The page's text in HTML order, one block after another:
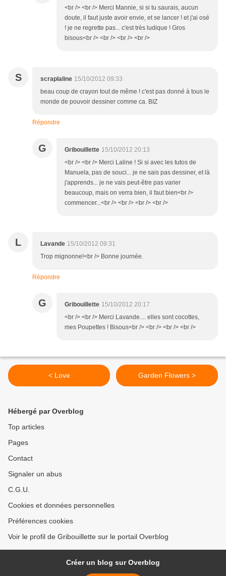
<br /> <br /> Merci Mannie, si si tu saurais, aucun
doute, il faut juste avoir envie, et se lancer ! et j'ai osé
! je ne regrette pas... c'est très ludique ! Gros
bisous<br /> <br /> <br /> <br />
S scraplaline 15/10/2012 09:33
beau coup de crayon tout de même ! c'est pas donné à tous le
monde de pouvoir dessiner comme ca. BIZ
Répondre
G Gribouillette 15/10/2012 20:13
<br /> <br /> Merci Laline ! Si si avec les tutos de
Manuela, pas de souci... je ne sais pas dessiner, et là
j'apprends... je ne vais peut-être pas varier
beaucoup, mais on verra bien, il faut bien<br />
commencer...<br /> <br /> <br /> <br />
L Lavande 15/10/2012 09:31
Trop mignonne!<br /> Bonne journée.
Répondre
G Gribouillette 15/10/2012 20:17
<br /> <br /> Merci Lavande.... elles sont cocottes,
mes Poupettes ! Bisous<br /> <br /> <br /> <br />
< Love Garden Flowers >
Hébergé par Overblog
Top articles
Pages
Contact
Signaler un abus
C.G.U.
Cookies et données personnelles
Préférences cookies
Voir le profil de Gribouillette sur le portail Overblog
Créer un blog sur Overblog